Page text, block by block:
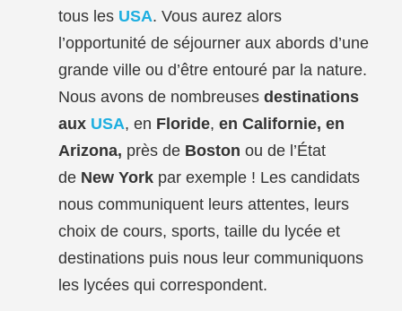
tous les USA. Vous aurez alors
l’opportunité de séjourner aux abords d’une
grande ville ou d’être entouré par la nature.
Nous avons de nombreuses destinations
aux USA, en Floride, en Californie, en
Arizona, près de Boston ou de l’État
de New York par exemple ! Les candidats
nous communiquent leurs attentes, leurs
choix de cours, sports, taille du lycée et
destinations puis nous leur communiquons
les lycées qui correspondent.